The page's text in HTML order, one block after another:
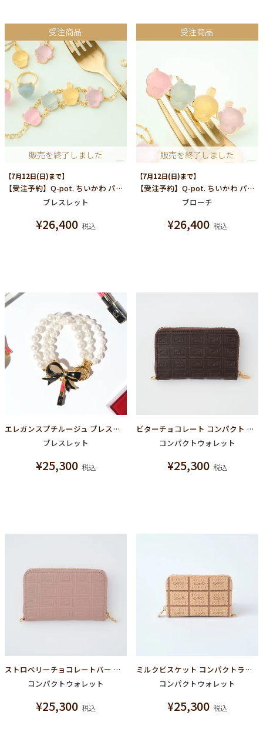
受注商品
販売を終了しました
【7月12日(日)まで】
【受注予約】Q-pot. ちいかわ パートドゥフリュイ ブレスレット (みんな)
ブレスレット
¥26,400 税込
受注商品
販売を終了しました
【7月12日(日)まで】
【受注予約】Q-pot. ちいかわ パートドゥフリュイ ブローチ (みんな)
ブローチ
¥26,400 税込
エレガンスプチルージュ ブレスレット
ブレスレット
¥25,300 税込
ビターチョコレート コンパクト ラウンドファスナー ウォレット（財布）
コンパクトウォレット
¥25,300 税込
ストロベリーチョコレートバー コンパクトラウンドファスナー ウォレット（財布）
コンパクトウォレット
¥25,300 税込
ミルクビスケット コンパクトラウンドファスナーウォレット（財布）
コンパクトウォレット
¥25,300 税込